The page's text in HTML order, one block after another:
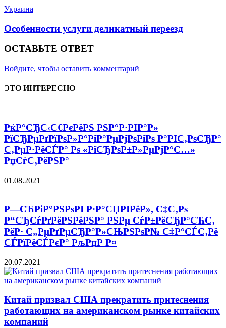
Украина
Особенности услуги деликатный переезд
ОСТАВЬТЕ ОТВЕТ
Войдите, чтобы оставить комментарий
ЭТО ИНТЕРЕСНО
РќР°СЂС‹С€РєРёРЅ РЅР°Р·РІР°Р»
РїСЂРµРґРїРѕР»Р°РіР°РµРјРѕРіРѕ Р°РІС‚РѕСЂР°
С‚РµР·РёСЃР° Рѕ «РїСЂРѕР±Р»РµРјР°С…»
РџСѓС‚РёРЅР°
01.08.2021
Р—СЋРіР°РЅРѕРІ Р·Р°СЏРІРёР», С‡С‚Рѕ
Р“СЂСѓРґРёРЅРёРЅР° РЅРµ СѓР±РёСЂР°СЋС‚
РёР· С„РµРґРµСЂР°Р»СЊРЅРѕР№ С‡Р°СЃС‚Рё
СЃРїРёСЃРєР° РљРџР Р¤
20.07.2021
Китай призвал США прекратить притеснения
работающих на американском рынке китайских
компаний